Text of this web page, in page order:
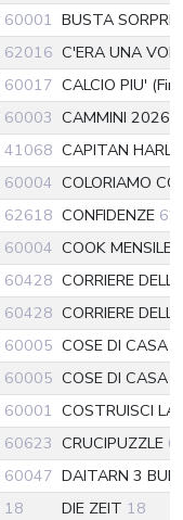
60001 BUSTA
62016 C'ERA UNA
60017 CALCIO PIU'
60003 CAMMINI 2026
41068 CAPITAN
60004 COLORIAMO
62618 CONFIDENZE
60004 COOK MENSILE
60428 CORRIERE
60428 CORRIERE
60005 COSE DI CASA
60005 COSE DI CASA
60001 COSTRUISCI
60623 CRUCIPUZZLE
60047 DAITARN 3
18 DIE ZEIT 18